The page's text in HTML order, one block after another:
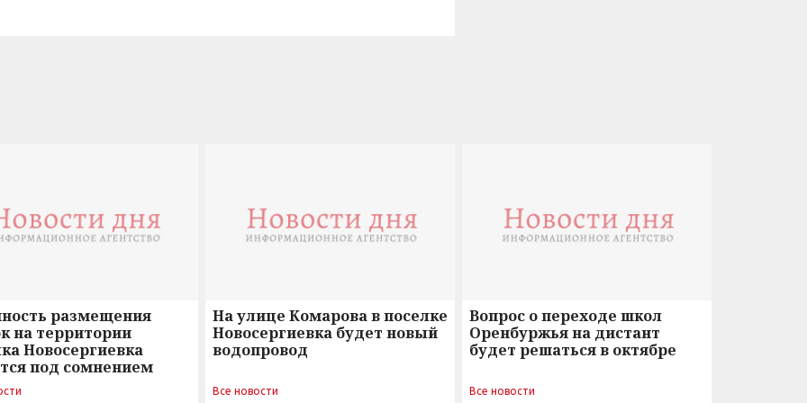
размещения
на территории
Новосергиевка
под сомнением
На улице Комарова в поселке
Новосергиевка будет новый
водопровод
Все новости
Вопрос о переходе школ
Оренбуржья на дистант
будет решаться в октябре
Все новости